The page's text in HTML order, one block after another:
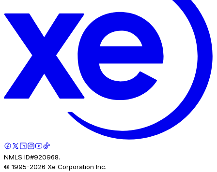
NMLS ID#920968.
© 1995-2026 Xe Corporation Inc.